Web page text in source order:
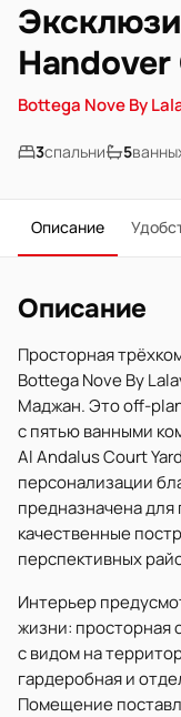
Handover
Bottega Nove By
3спальни 5
Описание
Описание
Просторная
Bottega Nove By
Маджан. Это off-
с пятью ванными
Al Andalus Court
персонализации
предназначена
качественные
перспективных
Интерьер
жизни: просторная
с видом на
гардеробная и
Помещение